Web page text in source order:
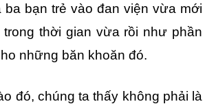
ba bạn trẻ vào đan viện vừa mới
thời gian vừa rồi như phần
những băn khoăn đó.
đó, chúng ta thấy không phải là